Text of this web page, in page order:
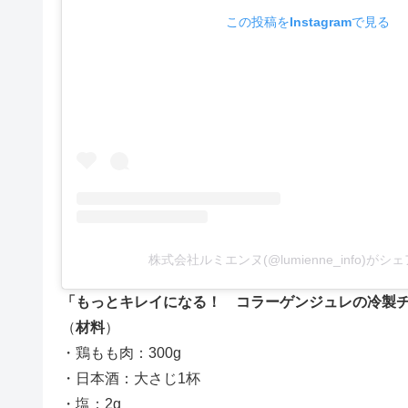
この投稿をInstagramで見る
株式会社ルミエンヌ(@lumienne_info)がシェ
「もっとキレイになる！ コラーゲンジュレの冷製
（材料）
・鶏もも肉：300g
・日本酒：大さじ1杯
・塩：2g